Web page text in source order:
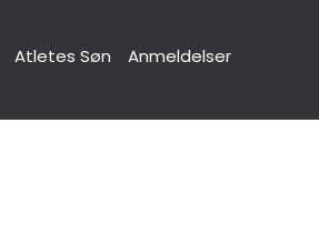
Atletes Søn Anmeldelser